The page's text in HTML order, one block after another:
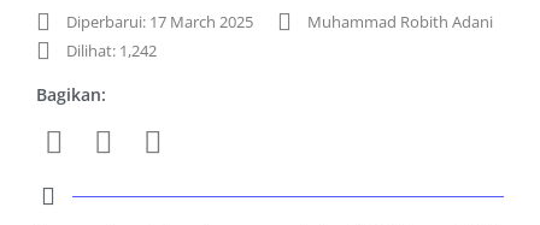
Diperbarui: 17 March 2025
Muhammad Robith Adani
Dilihat: 1,242
Bagikan: